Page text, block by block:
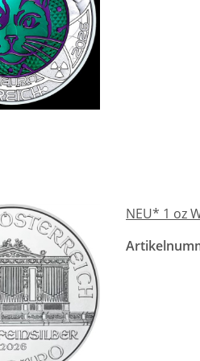
NEU* 1 oz